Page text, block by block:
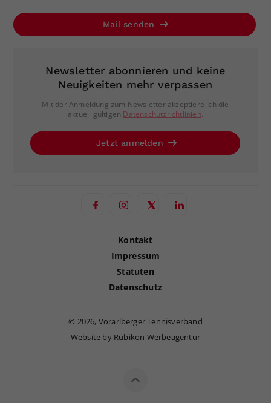
Mail senden
Newsletter abonnieren und keine
Neuigkeiten mehr verpassen
Mit der Anmeldung zum Newsletter akzeptiere ich die
aktuell gültigen Datenschutzrichtlinien.
Jetzt anmelden
Kontakt
Impressum
Statuten
Datenschutz
© 2026, Vorarlberger Tennisverband
Website by Rubikon Werbeagentur